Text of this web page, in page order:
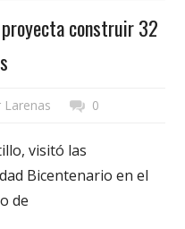
construir 32
Larenas 0
visitó las
Bicentenario en el
de